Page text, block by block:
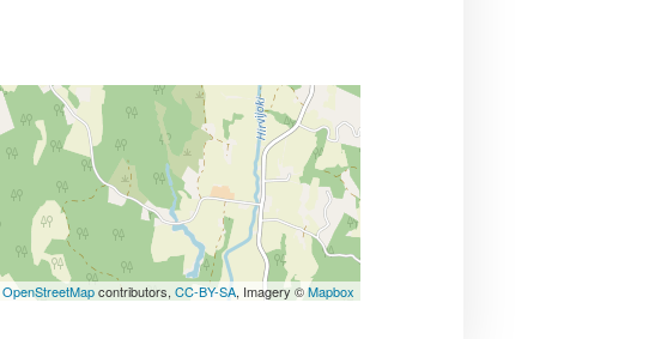
OpenStreetMapcontributors, CC-BY-SA, Imagery ©Mapbox